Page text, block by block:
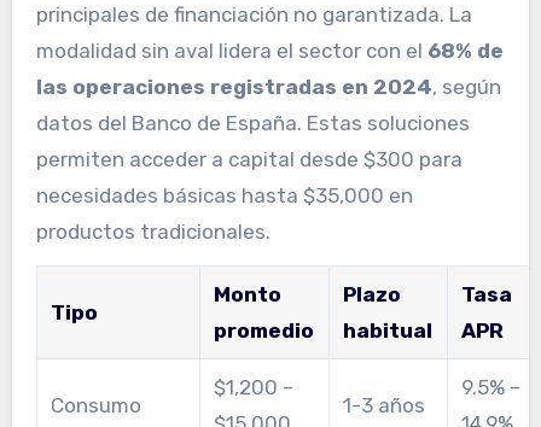
principales de financiación no garantizada. La
modalidad sin aval lidera el sector con el 68% de
las operaciones registradas en 2024, según
datos del Banco de España. Estas soluciones
permiten acceder a capital desde $300 para
necesidades básicas hasta $35,000 en
productos tradicionales.
Tipo
Monto
promedio
Plazo
habitual
Tasa
APR
Consumo
$1,200 –
1-3 años
9.5% –